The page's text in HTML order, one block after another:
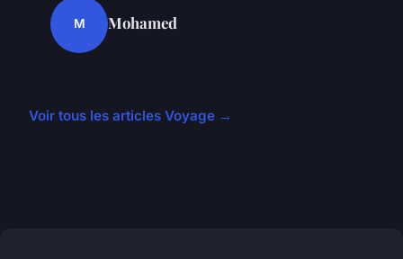
M Mohamed
Voir tous les articles Voyage →